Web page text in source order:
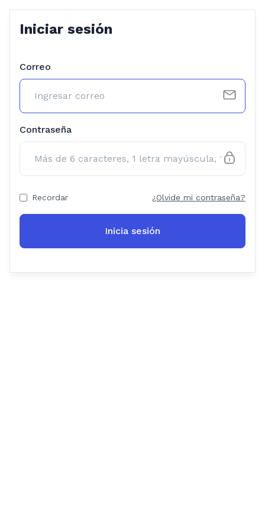
Iniciar sesión
Correo
Contraseña
Recordar ¿Olvide mi contraseña?